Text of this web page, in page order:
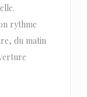
rythme
du matin